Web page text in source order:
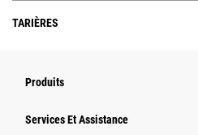
TARIÈRES
Produits
Services Et Assistance